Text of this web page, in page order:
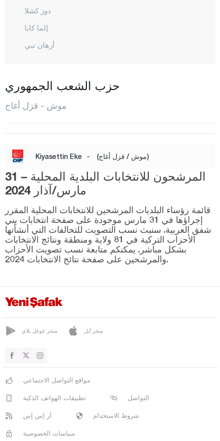
دوز كشلا
إلما كايا
أرهان تبي
قرا أغاجلي
قوناك قوران
كونوك بيكلار
كوركوت
ملازغيرت
روستم غاديك
صاري بنار
سرين أوفا
أوز جورور
فارتو
يون جالي
نيفشهير
حزب الشعب الجمهوري
موش - قزل أغاج
Kiyasettin Eke - (موش / قزل أغاج)
المرشحون للانتخابات البلدية المحلية – 31
مارس/آذار 2024
قائمة رؤساء البلديات المرشحين للانتخابات المحلية المقرر
إجراؤها في 31 مارس موجودة على صفحة انتخابات يني
شفق العربية. سنبث نسب التصويت للتحالفات التي أنشأتها
الأحزاب التركية في 81 ولاية ومنطقة ونتائج الانتخابات
بشكل مباشر. يمكنكم متابعة نسب تصويت الأحزاب
والمرشحين على صفحة نتائج الانتخابات 2024.
متجر غوغل بلاي متجر آبل
مواقع التواصل الاجتماعي
تطبيقات الهواتف الذكية التواصل
آر إس إس شروط الاستخدام
سياسات الخصوصية